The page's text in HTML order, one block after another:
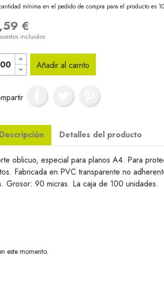
mínima en el pedido de compra para el producto es
€
incluidos
Añadir al carrito
Descripción Detalles del producto
oblicuo, especial para planos A4. Para
Fabricada en PVC transparente no
Grosor: 90 micras. La caja de 100 unidades.
este momento.